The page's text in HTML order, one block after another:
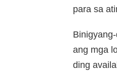
para sa
ang mga
ding